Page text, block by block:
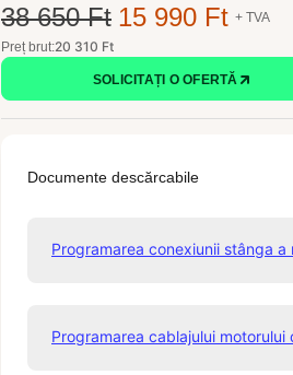
38 650 Ft 15 990 Ft + TVA
Preț brut:20 310 Ft
SOLICITAȚI O OFERTĂ
Documente descărcabile
Programarea conexiunii stânga a
Programarea cablajului motorului